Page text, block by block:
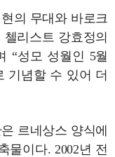
의 무대와 바로크
리스트 강효정의
“성모 성월인 5월
기념할 수 있어 더
르네상스 양식에
물이다. 2002년 전